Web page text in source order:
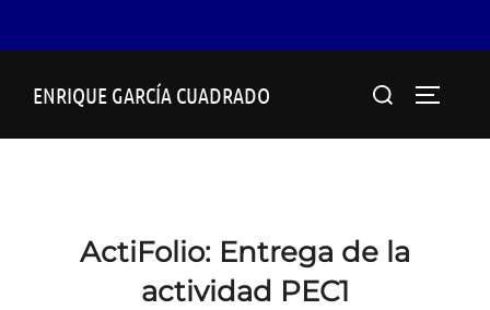
ENRIQUE GARCÍA CUADRADO Buscar:
ActiFolio: Entrega de la
actividad PEC1